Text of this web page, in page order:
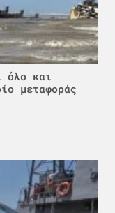
όλο και
μεταφοράς